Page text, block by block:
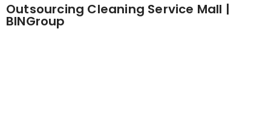
Outsourcing Cleaning Service Mall |
BINGroup